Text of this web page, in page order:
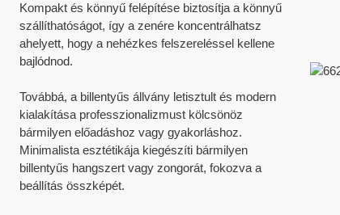
Kompakt és könnyű felépítése biztosítja a könnyű
szállíthatóságot, így a zenére koncentrálhatsz
ahelyett, hogy a nehézkes felszereléssel kellene
bajlódnod.
Továbbá, a billentyűs állvány letisztult és modern
kialakítása professzionalizmust kölcsönöz
bármilyen előadáshoz vagy gyakorláshoz.
Minimalista esztétikája kiegészíti bármilyen
billentyűs hangszert vagy zongorát, fokozva a
beállítás összképét.
TANÚSÍTVÁNYOK
ISO9001/ ISO9002/RoHS/CE/REACH/Kalifornia 65. javaslat.